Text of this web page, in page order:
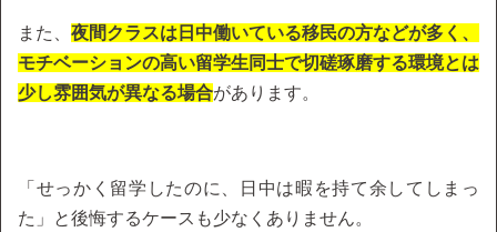
また、 夜間クラスは日中働いている移民の方などが多く、
モチベーションの高い留学生同士で切磋琢磨する環境とは
少し雰囲気が異なる場合があります。
「せっかく留学したのに、日中は暇を持て余してしまっ
た」と後悔するケースも少なくありません。